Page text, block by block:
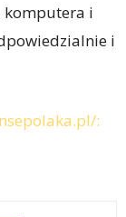
komputera i
i
: